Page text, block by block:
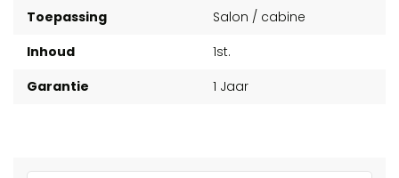
Toepassing
Salon / cabine
Inhoud
1st.
Garantie
1 Jaar